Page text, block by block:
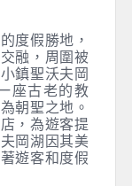
度假勝地，
融，周圍被
鎮聖沃夫岡
座古老的教
朝聖之地。
，為遊客提
岡湖因其美
遊客和度假